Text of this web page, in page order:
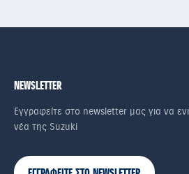
NEWSLETTER
Εγγραφείτε στο newsletter μας για να
νέα της Suzuki